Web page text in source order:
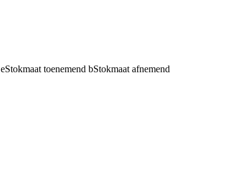
eStokmaat toenemend bStokmaat afnemend